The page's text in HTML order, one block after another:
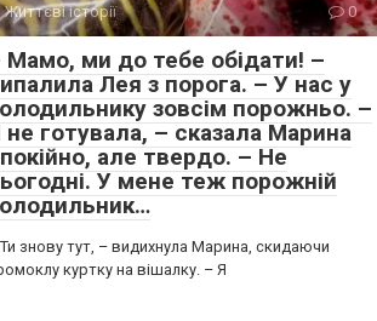
Життєві історії 0
Мамо, ми до тебе обідати! –
Лея з порога. – У нас у
зовсім порожньо. –
не готувала, – сказала Марина
але твердо. – Не
У мене теж порожній
знову тут, – видихнула Марина, скидаючи
куртку на вішалку. – Я